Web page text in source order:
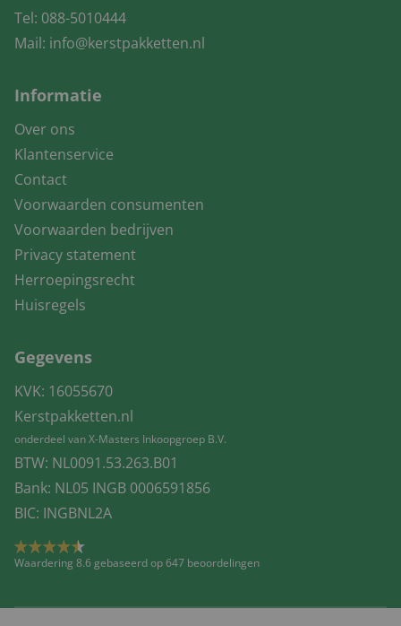
Tel: 088-5010444
Mail: info@kerstpakketten.nl
Informatie
Over ons
Klantenservice
Contact
Voorwaarden consumenten
Voorwaarden bedrijven
Privacy statement
Herroepingsrecht
Huisregels
Gegevens
KVK: 16055670
Kerstpakketten.nl
onderdeel van X-Masters Inkoopgroep B.V.
BTW: NL0091.53.263.B01
Bank: NL05 INGB 0006591856
BIC: INGBNL2A
Waardering 8.6 gebaseerd op 647 beoordelingen